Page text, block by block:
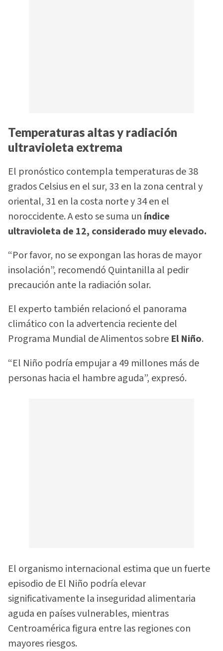
Temperaturas altas y radiación
ultravioleta extrema
El pronóstico contempla temperaturas de 38
grados Celsius en el sur, 33 en la zona central y
oriental, 31 en la costa norte y 34 en el
noroccidente. A esto se suma un índice
ultravioleta de 12, considerado muy elevado.
“Por favor, no se expongan las horas de mayor
insolación”, recomendó Quintanilla al pedir
precaución ante la radiación solar.
El experto también relacionó el panorama
climático con la advertencia reciente del
Programa Mundial de Alimentos sobre El Niño.
“El Niño podría empujar a 49 millones más de
personas hacia el hambre aguda”, expresó.
El organismo internacional estima que un fuerte
episodio de El Niño podría elevar
significativamente la inseguridad alimentaria
aguda en países vulnerables, mientras
Centroamérica figura entre las regiones con
mayores riesgos.